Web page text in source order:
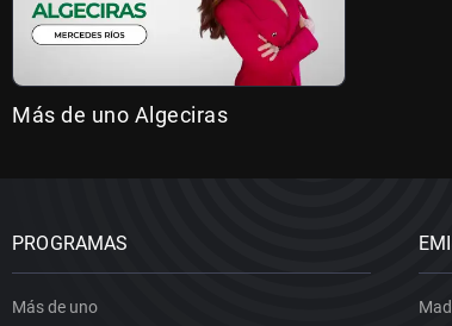
Más de uno Algeciras
PROGRAMAS
Más de uno